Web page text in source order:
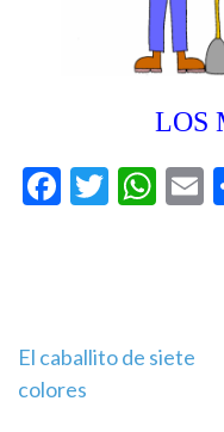
LOS
Facebook
Navegación
de
El caballito de siete
colores